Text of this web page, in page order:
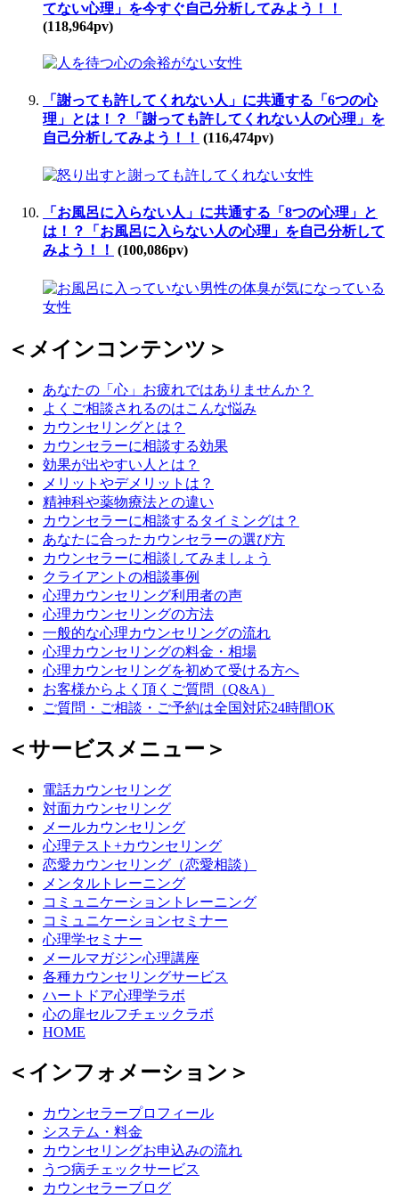
てない心理」を今すぐ自己分析してみよう！！
(118,964pv)
「謝っても許してくれない人」に共通する「6つの心
理」とは！？「謝っても許してくれない人の心理」を
自己分析してみよう！！ (116,474pv)
「お風呂に入らない人」に共通する「8つの心理」と
は！？「お風呂に入らない人の心理」を自己分析して
みよう！！ (100,086pv)
＜メインコンテンツ＞
あなたの「心」お疲れではありませんか？
よくご相談されるのはこんな悩み
カウンセリングとは？
カウンセラーに相談する効果
効果が出やすい人とは？
メリットやデメリットは？
精神科や薬物療法との違い
カウンセラーに相談するタイミングは？
あなたに合ったカウンセラーの選び方
カウンセラーに相談してみましょう
クライアントの相談事例
心理カウンセリング利用者の声
心理カウンセリングの方法
一般的な心理カウンセリングの流れ
心理カウンセリングの料金・相場
心理カウンセリングを初めて受ける方へ
お客様からよく頂くご質問（Q&A）
ご質問・ご相談・ご予約は全国対応24時間OK
＜サービスメニュー＞
電話カウンセリング
対面カウンセリング
メールカウンセリング
心理テスト+カウンセリング
恋愛カウンセリング（恋愛相談）
メンタルトレーニング
コミュニケーショントレーニング
コミュニケーションセミナー
心理学セミナー
メールマガジン心理講座
各種カウンセリングサービス
ハートドア心理学ラボ
心の扉セルフチェックラボ
HOME
＜インフォメーション＞
カウンセラープロフィール
システム・料金
カウンセリングお申込みの流れ
うつ病チェックサービス
カウンセラーブログ